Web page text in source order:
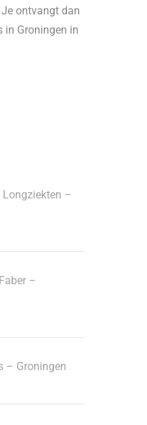
ontvangt dan
in Groningen in
Longziekten –
–
– Groningen